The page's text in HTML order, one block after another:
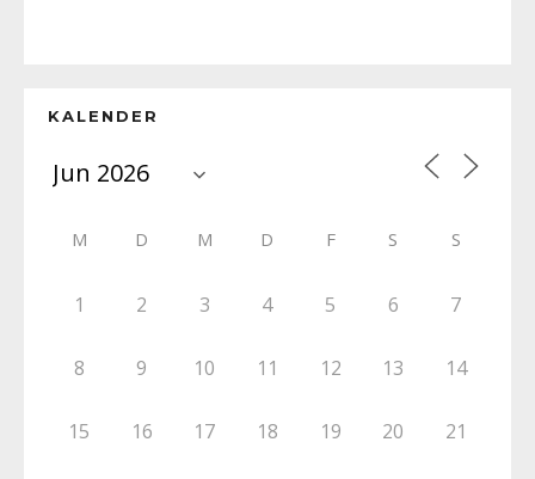
KALENDER
M D M D F S S
1 2 3 4 5 6 7
8 9 10 11 12 13 14
15 16 17 18 19 20 21